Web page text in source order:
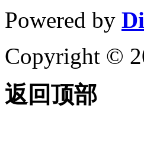
Powered by
Copyright ©
返回顶部